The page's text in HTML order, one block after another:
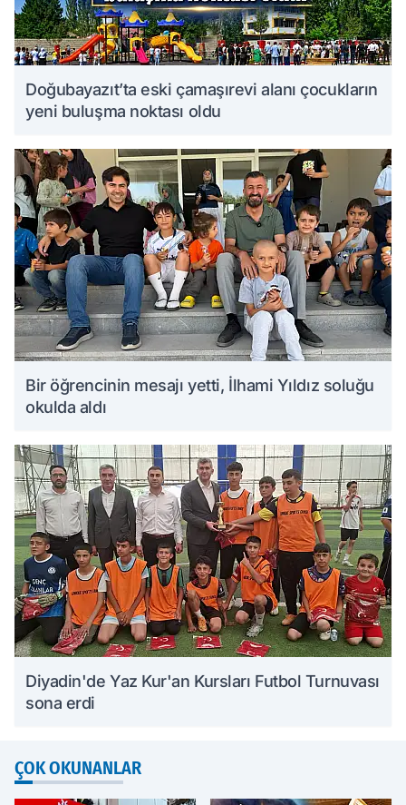
Doğubayazıt’ta eski çamaşırevi alanı çocukların
yeni buluşma noktası oldu
Bir öğrencinin mesajı yetti, İlhami Yıldız soluğu
okulda aldı
Diyadin'de Yaz Kur'an Kursları Futbol Turnuvası
sona erdi
ÇOK OKUNANLAR